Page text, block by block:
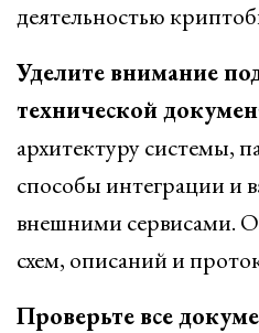
деятельностью
Уделите внимание
технической
архитектуру системы,
способы интеграции и
внешними сервисами.
схем, описаний и
Проверьте все